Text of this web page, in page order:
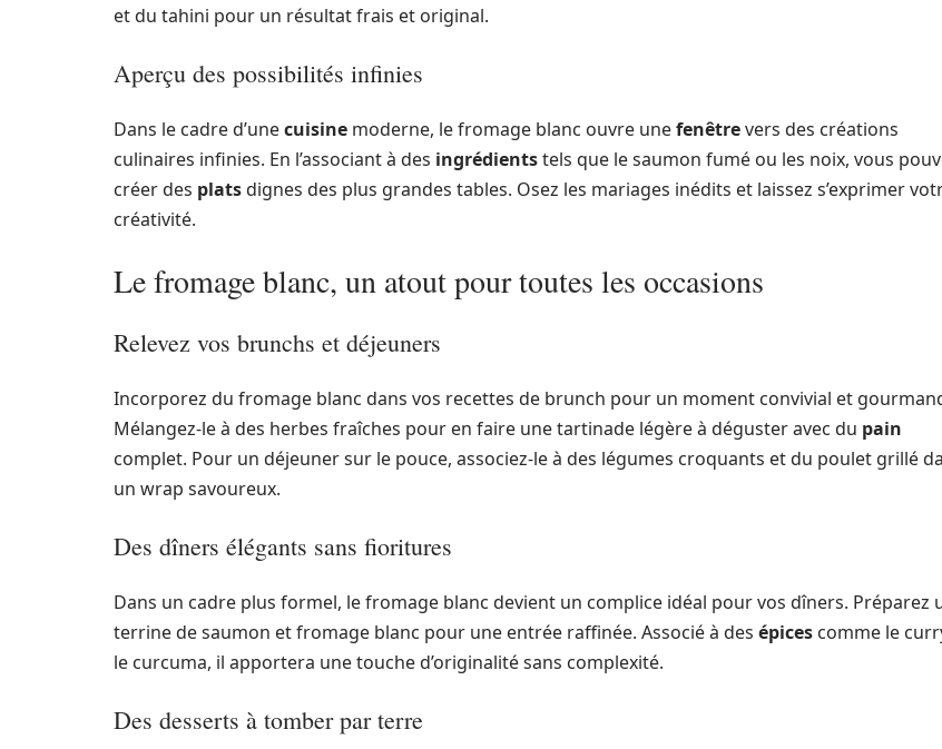
et du tahini pour un résultat frais et original.
Aperçu des possibilités infinies
Dans le cadre d’unecuisine moderne, le fromage blanc ouvre unefenêtrevers des créations
culinaires infinies. En l’associant à des ingrédientstels que le saumon fumé ou les noix, vous
créer des platsdignes des plus grandes tables. Osez les mariages inédits et laissez s’exprimer
créativité.
Le fromage blanc, un atout pour toutes les occasions
Relevez vos brunchs et déjeuners
Incorporez du fromage blanc dans vos recettes de brunch pour un moment convivial et
Mélangez-le à des herbes fraîches pour en faire une tartinade légère à déguster avec du pain
complet. Pour un déjeuner sur le pouce, associez-le à des légumes croquants et du poulet grillé
un wrap savoureux.
Des dîners élégants sans fioritures
Dans un cadre plus formel, le fromage blanc devient un complice idéal pour vos dîners. Préparez
terrine de saumon et fromage blanc pour une entrée raffinée. Associé à des épices comme le
le curcuma, il apportera une touche d’originalité sans complexité.
Des desserts à tomber par terre